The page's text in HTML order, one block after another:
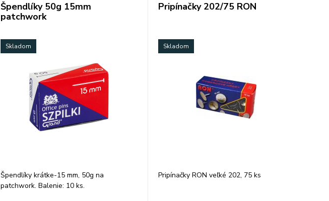
Špendlíky 50g 15mm
patchwork
Skladom
Špendlíky krátke-15 mm, 50g na
patchwork. Balenie: 10 ks.
Pripínačky 202/75 RON
Skladom
Pripínačky RON veľké 202, 75 ks